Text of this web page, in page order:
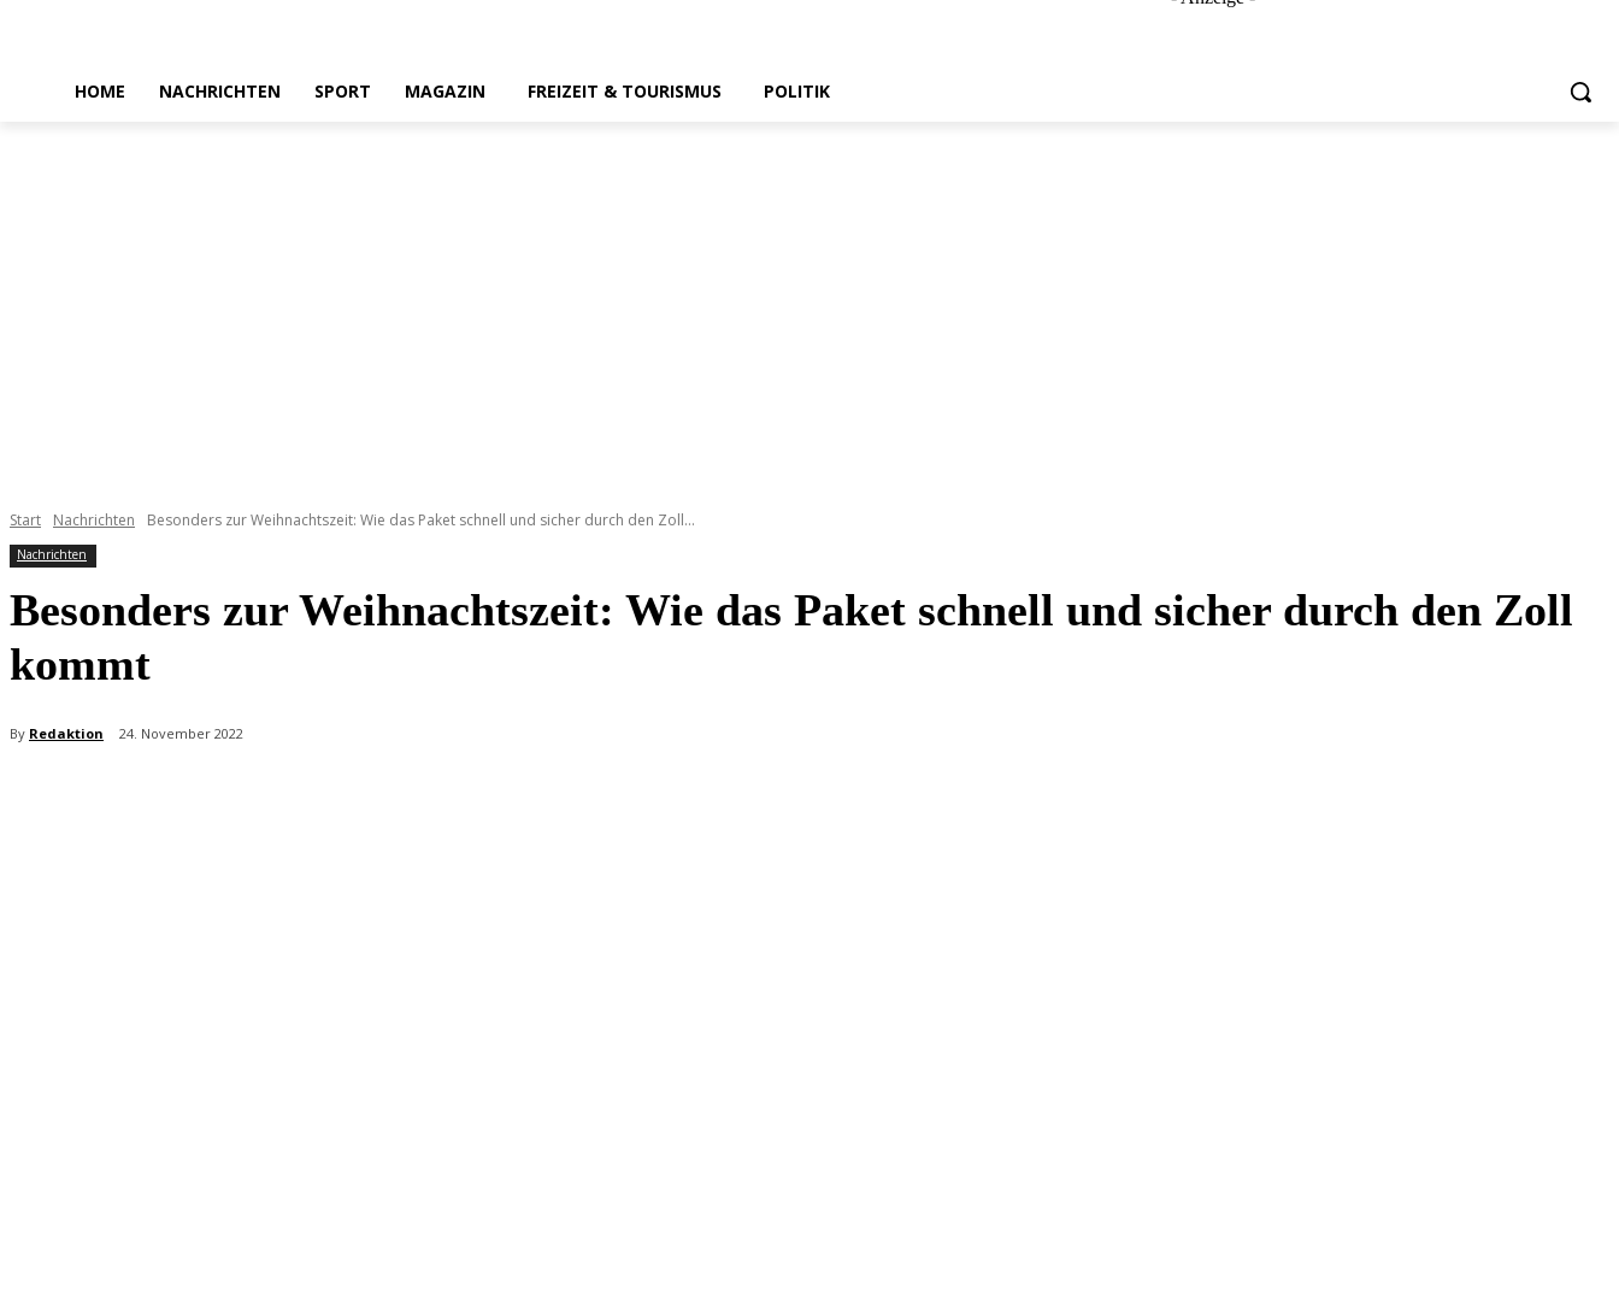
HOME NACHRICHTEN SPORT MAGAZIN FREIZEIT & TOURISMUS POLITIK
Start Nachrichten Besonders zur Weihnachtszeit: Wie das Paket schnell und sicher durch den Zoll...
Nachrichten
Besonders zur Weihnachtszeit: Wie das Paket schnell und sicher durch den Zoll
kommt
By Redaktion 24. November 2022